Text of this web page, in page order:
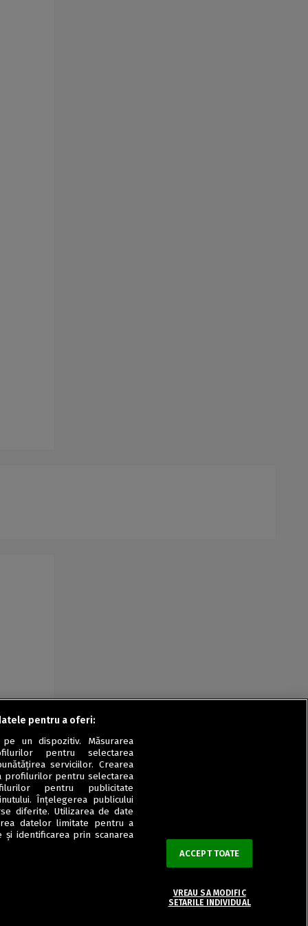
pentru a oferi:
un dispozitiv. Măsurarea
pentru selectarea
serviciilor. Crearea
profilurilor pentru selectarea
pentru publicitate
Înțelegerea publicului
diferite. Utilizarea de date
datelor limitate pentru a
și identificarea prin scanarea
ACCEPT TOATE
VREAU SA MODIFIC
SETARILE INDIVIDUAL